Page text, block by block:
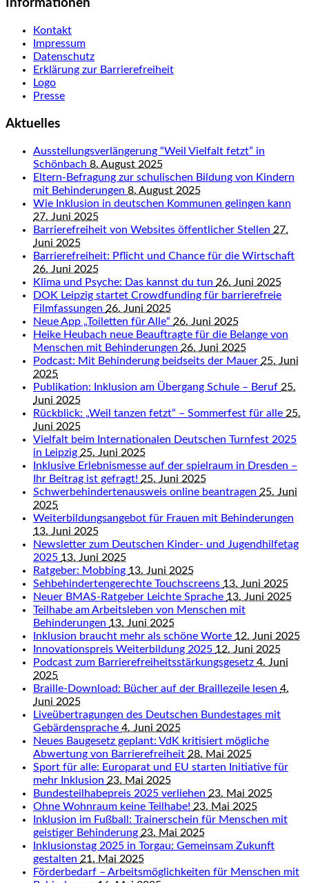
Informationen
Kontakt
Impressum
Datenschutz
Erklärung zur Barrierefreiheit
Logo
Presse
Aktuelles
Ausstellungsverlängerung “Weil Vielfalt fetzt” in
Schönbach 8. August 2025
Eltern-Befragung zur schulischen Bildung von Kindern
mit Behinderungen 8. August 2025
Wie Inklusion in deutschen Kommunen gelingen kann
27. Juni 2025
Barrierefreiheit von Websites öffentlicher Stellen 27.
Juni 2025
Barrierefreiheit: Pflicht und Chance für die Wirtschaft
26. Juni 2025
Klima und Psyche: Das kannst du tun 26. Juni 2025
DOK Leipzig startet Crowdfunding für barrierefreie
Filmfassungen 26. Juni 2025
Neue App „Toiletten für Alle“ 26. Juni 2025
Heike Heubach neue Beauftragte für die Belange von
Menschen mit Behinderungen 26. Juni 2025
Podcast: Mit Behinderung beidseits der Mauer 25. Juni
2025
Publikation: Inklusion am Übergang Schule – Beruf 25.
Juni 2025
Rückblick: „Weil tanzen fetzt“ – Sommerfest für alle 25.
Juni 2025
Vielfalt beim Internationalen Deutschen Turnfest 2025
in Leipzig 25. Juni 2025
Inklusive Erlebnismesse auf der spielraum in Dresden –
Ihr Beitrag ist gefragt! 25. Juni 2025
Schwerbehindertenausweis online beantragen 25. Juni
2025
Weiterbildungsangebot für Frauen mit Behinderungen
13. Juni 2025
Newsletter zum Deutschen Kinder- und Jugendhilfetag
2025 13. Juni 2025
Ratgeber: Mobbing 13. Juni 2025
Sehbehindertengerechte Touchscreens 13. Juni 2025
Neuer BMAS-Ratgeber Leichte Sprache 13. Juni 2025
Teilhabe am Arbeitsleben von Menschen mit
Behinderungen 13. Juni 2025
Inklusion braucht mehr als schöne Worte 12. Juni 2025
Innovationspreis Weiterbildung 2025 12. Juni 2025
Podcast zum Barrierefreiheitsstärkungsgesetz 4. Juni
2025
Braille-Download: Bücher auf der Braillezeile lesen 4.
Juni 2025
Liveübertragungen des Deutschen Bundestages mit
Gebärdensprache 4. Juni 2025
Neues Baugesetz geplant: VdK kritisiert mögliche
Abwertung von Barrierefreiheit 28. Mai 2025
Sport für alle: Europarat und EU starten Initiative für
mehr Inklusion 23. Mai 2025
Bundesteilhabepreis 2025 verliehen 23. Mai 2025
Ohne Wohnraum keine Teilhabe! 23. Mai 2025
Inklusion im Fußball: Trainerschein für Menschen mit
geistiger Behinderung 23. Mai 2025
Inklusionstag 2025 in Torgau: Gemeinsam Zukunft
gestalten 21. Mai 2025
Förderbedarf – Arbeitsmöglichkeiten für Menschen mit